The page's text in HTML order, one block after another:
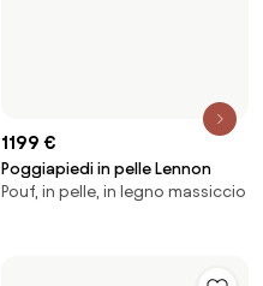
399 €
Poggiapiedi con contenitore